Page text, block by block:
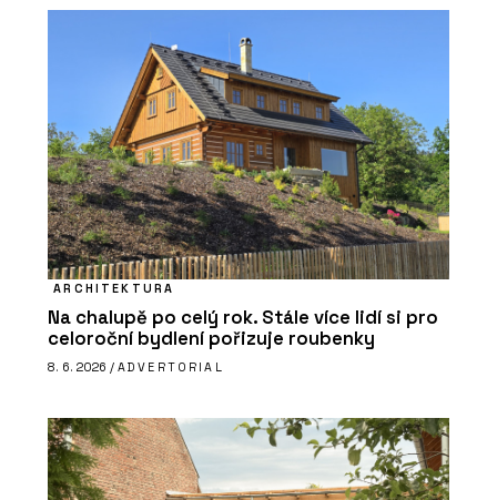
ARCHITEKTURA
Na chalupě po celý rok. Stále více lidí si pro
celoroční bydlení pořizuje roubenky
8. 6. 2026 / ADVERTORIAL